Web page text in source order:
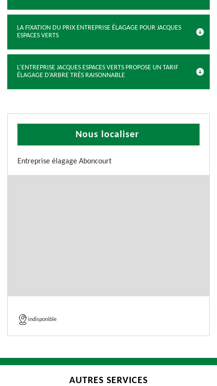
LA FIXATION DU PRIX ENTREPRISE ÉLAGAGE POUR JACQUES
ESPACES VERTS
L’ENTREPRISE JACQUES ESPACES VERTS PROPOSE UN TARIF
ÉLAGAGE D’ARBRE TRÈS RAISONNABLE
Nous localiser
Entreprise élagage Aboncourt
indisponible
AUTRES SERVICES